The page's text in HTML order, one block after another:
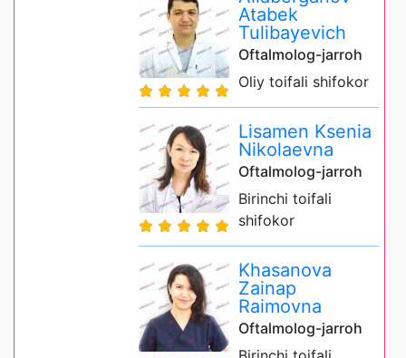
Atabek
Tulibayevich
Oftalmolog-jarroh
Oliy toifali shifokor
Lisamen Ksenia
Nikolaevna
Oftalmolog-jarroh
Birinchi toifali
shifokor
Khasanova
Zainap
Raimovna
Oftalmolog-jarroh